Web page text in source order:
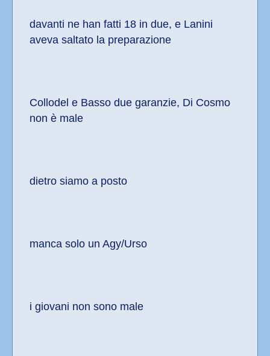
davanti ne han fatti 18 in due, e Lanini
aveva saltato la preparazione
Collodel e Basso due garanzie, Di Cosmo
non è male
dietro siamo a posto
manca solo un Agy/Urso
i giovani non sono male